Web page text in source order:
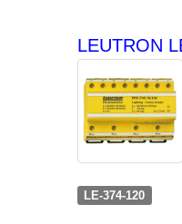
LEUTRON
LE-374-120